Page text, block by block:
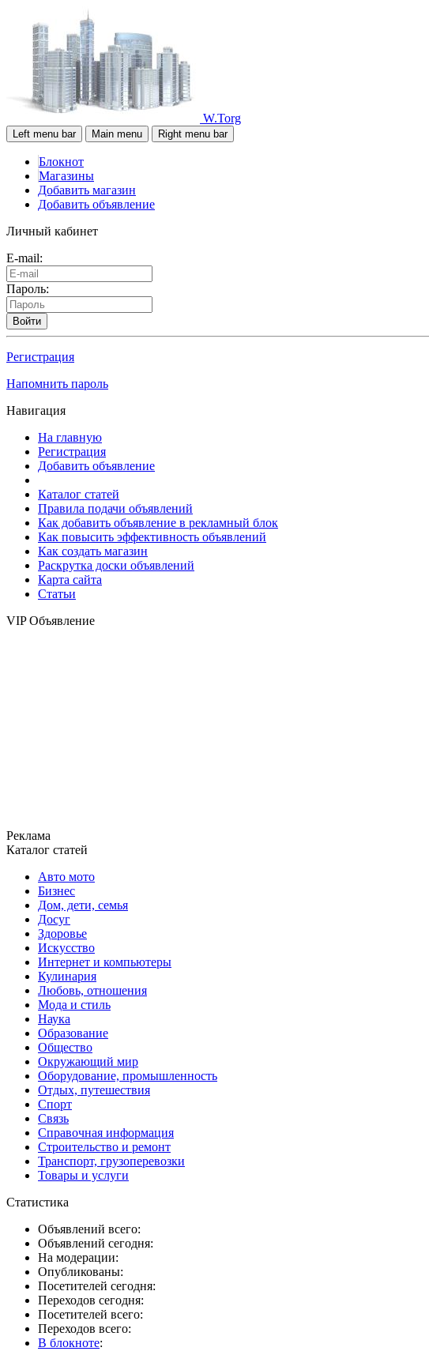
W.Torg
Left menu bar Main menu Right menu bar
Блокнот
Магазины
Добавить магазин
Добавить объявление
Личный кабинет
E-mail:
Пароль:
Войти
Регистрация
Напомнить пароль
Навигация
На главную
Регистрация
Добавить объявление
Каталог статей
Правила подачи объявлений
Как добавить объявление в рекламный блок
Как повысить эффективность объявлений
Как создать магазин
Раскрутка доски объявлений
Карта сайта
Статьи
VIP Объявление
Реклама
Каталог статей
Авто мото
Бизнес
Дом, дети, семья
Досуг
Здоровье
Искусство
Интернет и компьютеры
Кулинария
Любовь, отношения
Мода и стиль
Наука
Образование
Общество
Окружающий мир
Оборудование, промышленность
Отдых, путешествия
Спорт
Связь
Справочная информация
Строительство и ремонт
Транспорт, грузоперевозки
Товары и услуги
Статистика
Объявлений всего:
Объявлений сегодня:
На модерации:
Опубликованы:
Посетителей сегодня:
Переходов сегодня:
Посетителей всего:
Переходов всего:
В блокноте: